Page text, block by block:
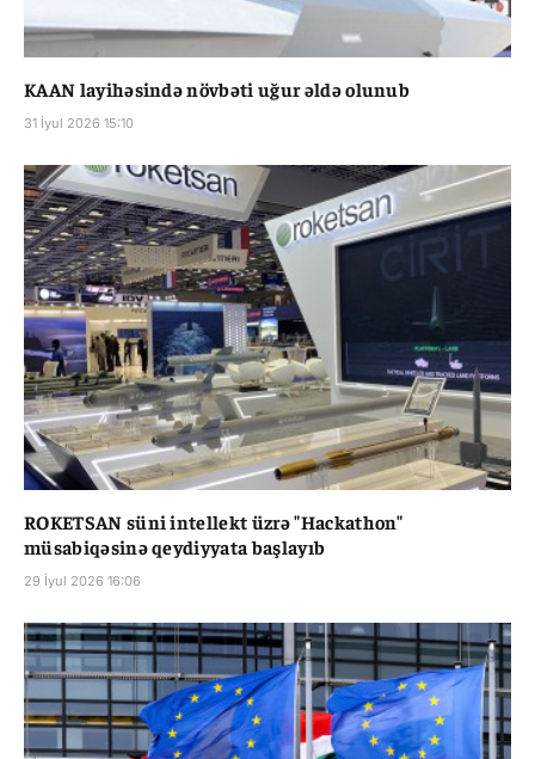
KAAN layihəsində növbəti uğur əldə olunub
31 İyul 2026 15:10
ROKETSAN süni intellekt üzrə "Hackathon"
müsabiqəsinə qeydiyyata başlayıb
29 İyul 2026 16:06